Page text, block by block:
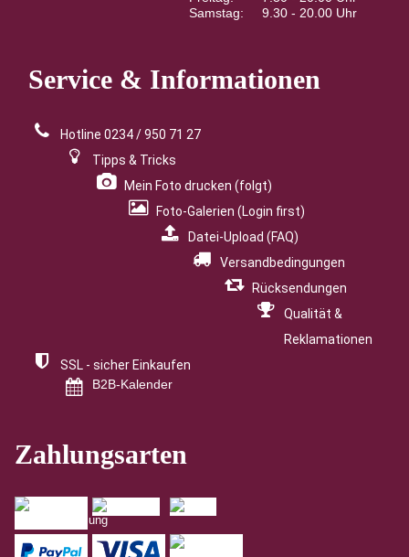
Samstag:
9.30 - 20.00 Uhr
Service & Informationen
Hotline 0234 / 950 71 27
Tipps & Tricks
Mein Foto drucken (folgt)
Foto-Galerien (Login first)
Datei-Upload (FAQ)
Versandbedingungen
Rücksendungen
Qualität &
Reklamationen
SSL - sicher Einkaufen
B2B-Kalender
Zahlungsarten